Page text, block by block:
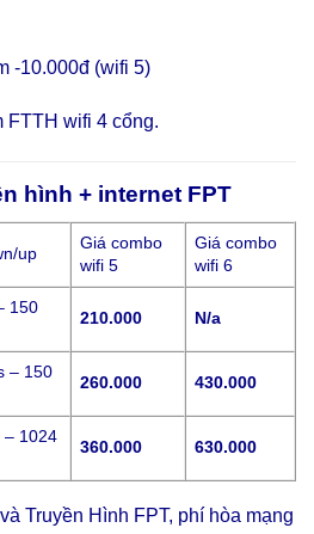
-10.000đ (wifi 5)
FTTH wifi 4 cổng.
hình + internet FPT
up
Giá combo
wifi 5
Giá combo
wifi 6
150
210.000 N/a
– 150
260.000 430.000
– 1024
360.000 630.000
Truyền Hình FPT, phí hòa mạng